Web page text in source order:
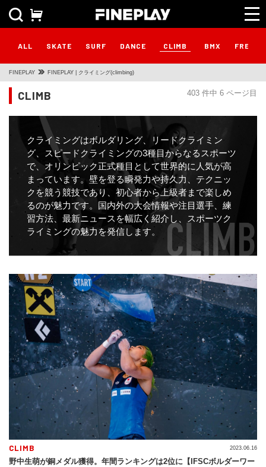
ALL SKATE SURF DANCE CLIMB BMX
FINEPLAY FINEPLAY | クライミング(climbing)
403 件中 6 ページ目
CLIMB
クライミングはボルダリング、リードクライミン
グ、スピードクライミングの3種目からなるスポーツ
で、オリンピック正式種目として世界的に人気が高
まっています。壁を登る瞬発力や持久力、テクニッ
クを競う競技であり、初心者から上級者まで楽しめ
るのが魅力です。国内外の大会情報や注目選手、練
習方法、最新ニュースを幅広く紹介し、スポーツク
ライミングの魅力を発信します。
CLIMB
野中生萌が銅メダル獲得。年間ランキングは2位に【IFSCボルダーワー
2023.06.16